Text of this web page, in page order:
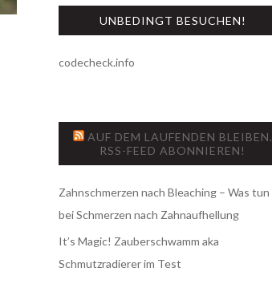
UNBEDINGT BESUCHEN!
codecheck.info
AUF DEM LAUFENDEN BLEIBEN.
RSS-FEED ABONNIEREN!
Zahnschmerzen nach Bleaching – Was tun
bei Schmerzen nach Zahnaufhellung
It’s Magic! Zauberschwamm aka
Schmutzradierer im Test